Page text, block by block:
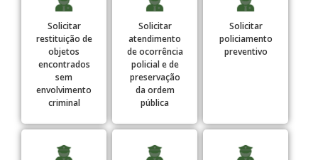
Solicitar
restituição de
objetos
encontrados
sem
envolvimento
criminal
Solicitar
atendimento
de ocorrência
policial e de
preservação
da ordem
pública
Solicitar
policiamento
preventivo